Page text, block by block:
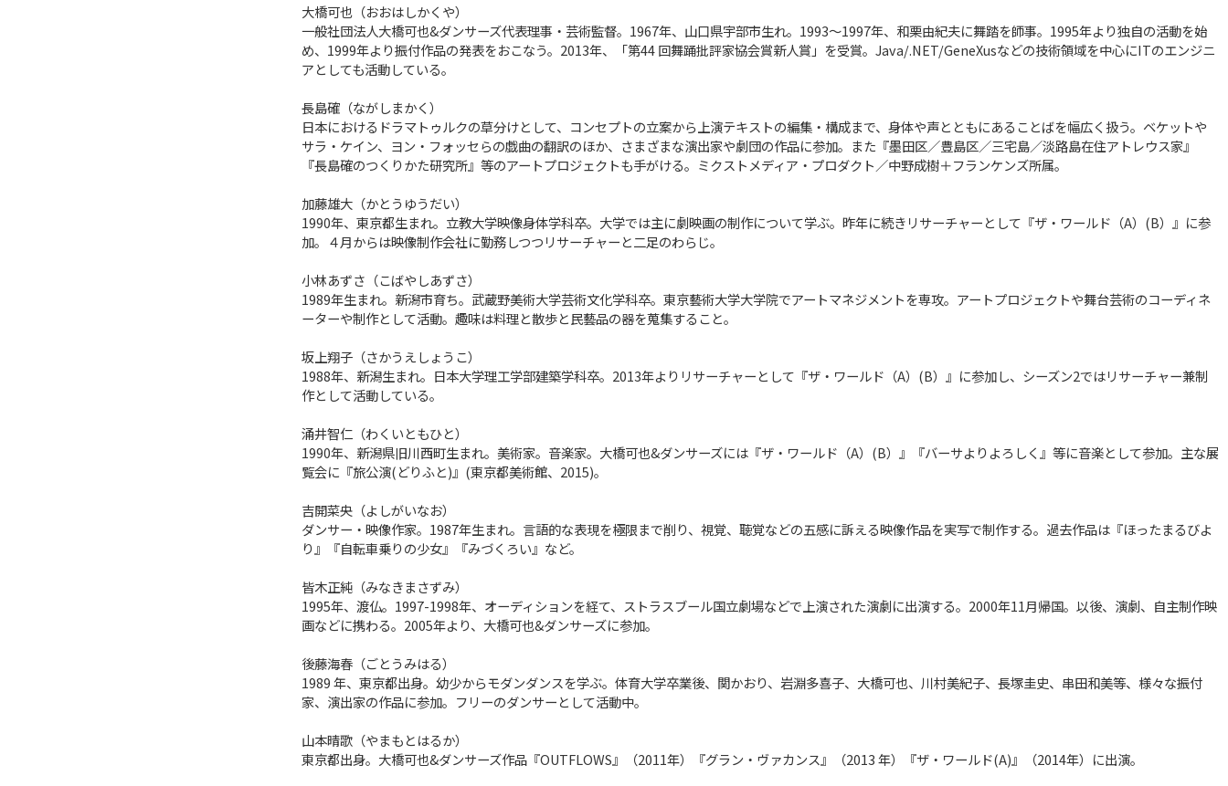
大橋可也（おおはしかくや）
一般社団法人大橋可也&ダンサーズ代表理事・芸術監督。1967年、山口県宇部市生れ。1993～1997年、和栗由紀夫に舞踏を師事。1995年より独自の活動を始
め、1999年より振付作品の発表をおこなう。2013年、「第44 回舞踊批評家協会賞新人賞」を受賞。Java/.NET/GeneXusなどの技術領域を中心にITのエンジニ
アとしても活動している。
長島確（ながしまかく）
日本におけるドラマトゥルクの草分けとして、コンセプトの立案から上演テキストの編集・構成まで、身体や声とともにあることばを幅広く扱う。ベケットや
サラ・ケイン、ヨン・フォッセらの戯曲の翻訳のほか、さまざまな演出家や劇団の作品に参加。また『墨田区／豊島区／三宅島／淡路島在住アトレウス家』
『長島確のつくりかた研究所』等のアートプロジェクトも手がける。ミクストメディア・プロダクト／中野成樹＋フランケンズ所属。
加藤雄大（かとうゆうだい）
1990年、東京都生まれ。立教大学映像身体学科卒。大学では主に劇映画の制作について学ぶ。昨年に続きリサーチャーとして『ザ・ワールド（A）(B）』に参
加。４月からは映像制作会社に勤務しつつリサーチャーと二足のわらじ。
小林あずさ（こばやしあずさ）
1989年生まれ。新潟市育ち。武蔵野美術大学芸術文化学科卒。東京藝術大学大学院でアートマネジメントを専攻。アートプロジェクトや舞台芸術のコーディネ
ーターや制作として活動。趣味は料理と散歩と民藝品の器を蒐集すること。
坂上翔子（さかうえしょうこ）
1988年、新潟生まれ。日本大学理工学部建築学科卒。2013年よりリサーチャーとして『ザ・ワールド（A）(B）』に参加し、シーズン2ではリサーチャー兼制
作として活動している。
涌井智仁（わくいともひと）
1990年、新潟県旧川西町生まれ。美術家。音楽家。大橋可也&ダンサーズには『ザ・ワールド（A）(B）』『バーサよりよろしく』等に音楽として参加。主な展
覧会に『旅公演(どりふと)』(東京都美術館、2015)。
吉開菜央（よしがいなお）
ダンサー・映像作家。1987年生まれ。言語的な表現を極限まで削り、視覚、聴覚などの五感に訴える映像作品を実写で制作する。過去作品は『ほったまるびよ
り』『自転車乗りの少女』『みづくろい』など。
皆木正純（みなきまさずみ）
1995年、渡仏。1997-1998年、オーディションを経て、ストラスブール国立劇場などで上演された演劇に出演する。2000年11月帰国。以後、演劇、自主制作映
画などに携わる。2005年より、大橋可也&ダンサーズに参加。
後藤海春（ごとうみはる）
1989 年、東京都出身。幼少からモダンダンスを学ぶ。体育大学卒業後、関かおり、岩淵多喜子、大橋可也、川村美紀子、長塚圭史、串田和美等、様々な振付
家、演出家の作品に参加。フリーのダンサーとして活動中。
山本晴歌（やまもとはるか）
東京都出身。大橋可也&ダンサーズ作品『OUTFLOWS』（2011年）『グラン・ヴァカンス』（2013 年）『ザ・ワールド(A)』（2014年）に出演。